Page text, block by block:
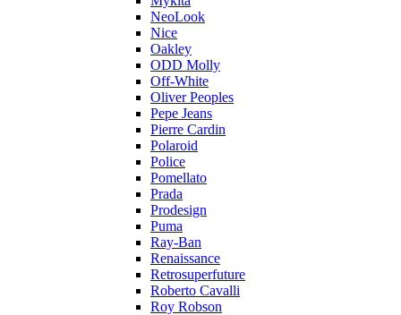
NeoLook
Nice
Oakley
ODD Molly
Off-White
Oliver Peoples
Pepe Jeans
Pierre Cardin
Polaroid
Police
Pomellato
Prada
Prodesign
Puma
Ray-Ban
Renaissance
Retrosuperfuture
Roberto Cavalli
Roy Robson